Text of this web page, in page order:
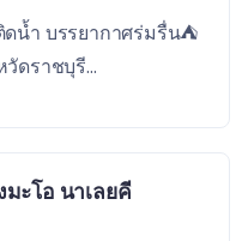
น้ำ บรรยากาศร่มรื่น⛺️
ดราชบุรี...
ะโอ นาเลยคี